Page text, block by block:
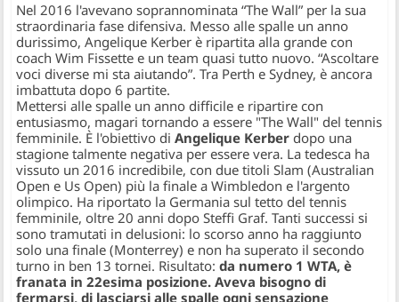
Nel 2016 l'avevano soprannominata “The Wall” per la sua
straordinaria fase difensiva. Messo alle spalle un anno
durissimo, Angelique Kerber è ripartita alla grande con
coach Wim Fissette e un team quasi tutto nuovo. “Ascoltare
voci diverse mi sta aiutando”. Tra Perth e Sydney, è ancora
imbattuta dopo 6 partite.
Mettersi alle spalle un anno difficile e ripartire con
entusiasmo, magari tornando a essere "The Wall" del tennis
femminile. È l'obiettivo diAngelique Kerber dopo una
stagione talmente negativa per essere vera. La tedesca ha
vissuto un 2016 incredibile, con due titoli Slam (Australian
Open e Us Open) più la finale a Wimbledon e l'argento
olimpico. Ha riportato la Germania sul tetto del tennis
femminile, oltre 20 anni dopo Steffi Graf. Tanti successi si
sono tramutati in delusioni: lo scorso anno ha raggiunto
solo una finale (Monterrey) e non ha superato il secondo
turno in ben 13 tornei. Risultato:da numero 1 WTA, è
franata in 22esima posizione. Aveva bisogno di
fermarsi, di lasciarsi alle spalle ogni sensazione